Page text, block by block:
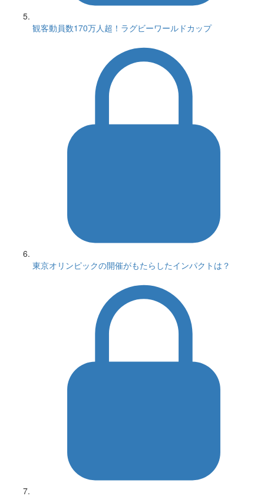
観客動員数170万人超！ラグビーワールドカップ
東京オリンピックの開催がもたらしたインパクトは？